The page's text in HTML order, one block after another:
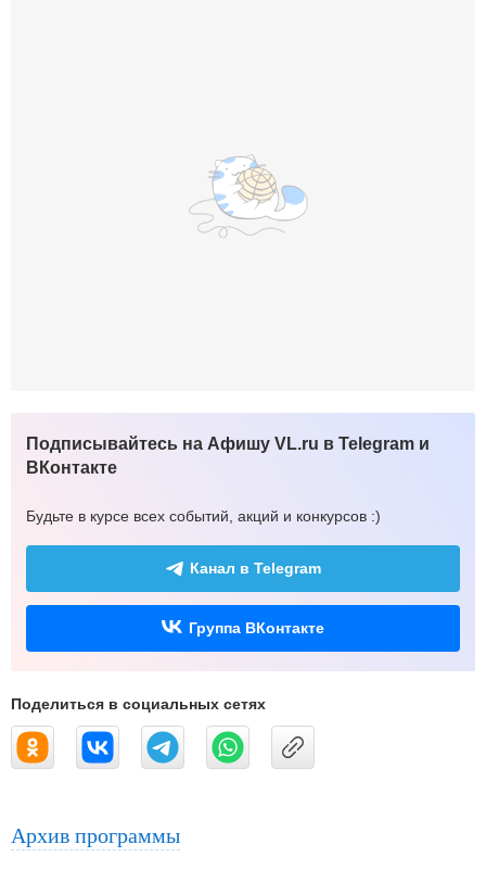
Подписывайтесь на Афишу VL.ru в Telegram и
ВКонтакте
Будьте в курсе всех событий, акций и конкурсов :)
Канал в Telegram
Группа ВКонтакте
Поделиться в социальных сетях
Архив программы